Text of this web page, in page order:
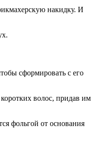
накидку. И
сформировать с его
волос, придав им
фольгой от основания